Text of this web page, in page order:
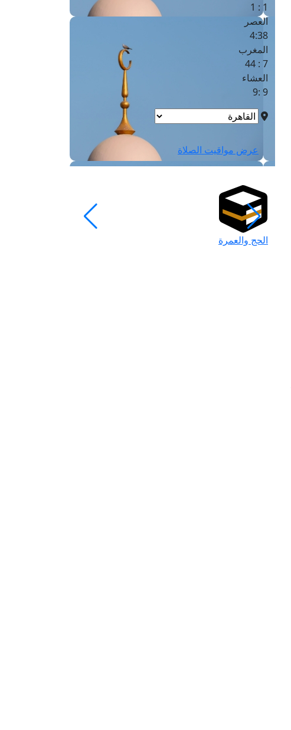
1 : 1
العصر
4:38
المغرب
7 : 44
العشاء
9 :9
عرض مواقيت الصلاة
الحج والعمرة